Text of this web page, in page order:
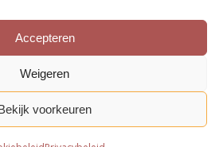
Accepteren
Weigeren
voorkeuren